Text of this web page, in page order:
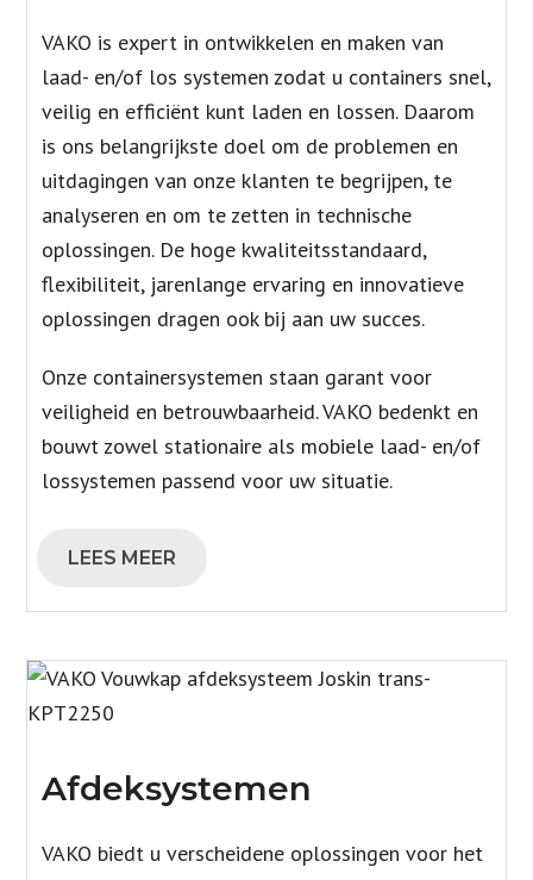
VAKO is expert in ontwikkelen en maken van
laad- en/of los systemen zodat u containers snel,
veilig en efficiënt kunt laden en lossen. Daarom
is ons belangrijkste doel om de problemen en
uitdagingen van onze klanten te begrijpen, te
analyseren en om te zetten in technische
oplossingen. De hoge kwaliteitsstandaard,
flexibiliteit, jarenlange ervaring en innovatieve
oplossingen dragen ook bij aan uw succes.
Onze containersystemen staan garant voor
veiligheid en betrouwbaarheid. VAKO bedenkt en
bouwt zowel stationaire als mobiele laad- en/of
lossystemen passend voor uw situatie.
LEES MEER
Afdeksystemen
VAKO biedt u verscheidene oplossingen voor het